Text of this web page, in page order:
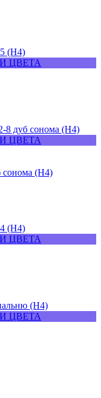
ЦВЕТА
ЦВЕТА
сонома (Н4)
ЦВЕТА
ЦВЕТА